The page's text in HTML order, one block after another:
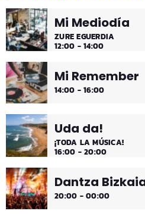
Mi Mediodía
ZURE EGUERDIA
12:00 - 14:00
Mi Remember
14:00 - 16:00
Uda da!
¡TODA LA MÚSICA!
16:00 - 20:00
Dantza
20:00 - 00:00